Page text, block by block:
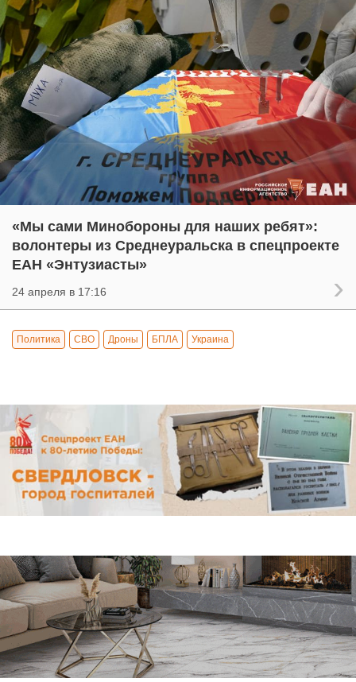
«Мы сами Минобороны для наших ребят»:
волонтеры из Среднеуральска в спецпроекте
ЕАН «Энтузиасты»
24 апреля в 17:16
Политика СВО Дроны БПЛА Украина